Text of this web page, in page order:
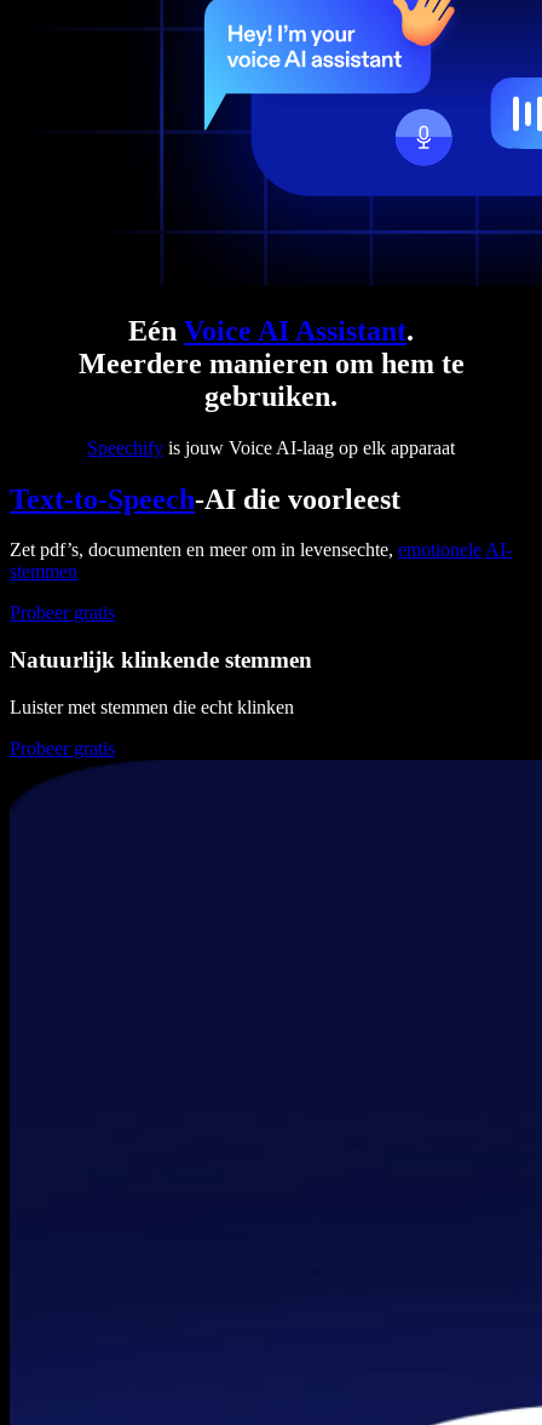
Eén Voice AI Assistant.
Meerdere manieren om hem te
gebruiken.
Speechify is jouw Voice AI-laag op elk apparaat
Text-to-Speech-AI die voorleest
Zet pdf’s, documenten en meer om in levensechte, emotioneleAI-
stemmen
Probeer gratis
Natuurlijk klinkende stemmen
Luister met stemmen die echt klinken
Probeer gratis